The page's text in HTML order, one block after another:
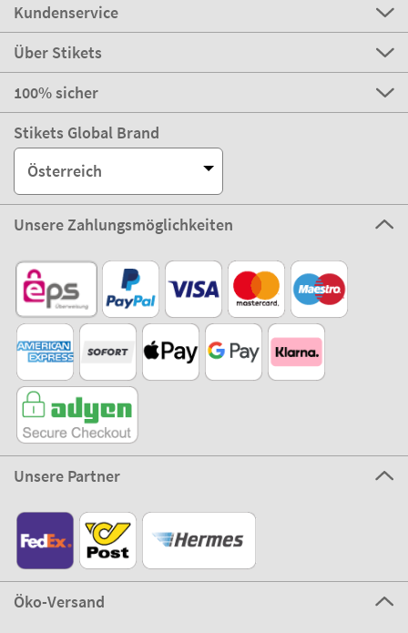
Kundenservice
Über Stikets
100% sicher
Stikets Global Brand
Österreich
Unsere Zahlungsmöglichkeiten
Unsere Partner
Öko-Versand